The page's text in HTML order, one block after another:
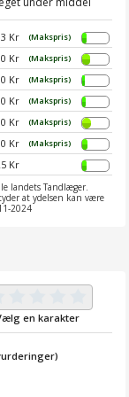
Kr (Makspris)
Kr (Makspris)
Kr (Makspris)
Kr (Makspris)
Kr (Makspris)
Kr (Makspris)
Kr
landets Tandlæger.
at ydelsen kan være
2024
en karakter